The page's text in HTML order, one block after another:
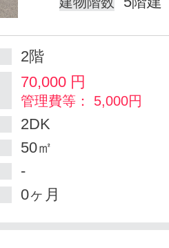
2階
70,000 円
管理費等： 5,000円
2DK
50㎡
-
0ヶ月